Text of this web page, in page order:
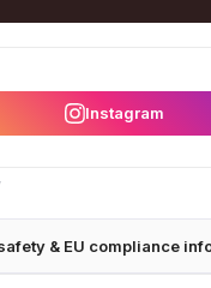
Instagram
& EU compliance